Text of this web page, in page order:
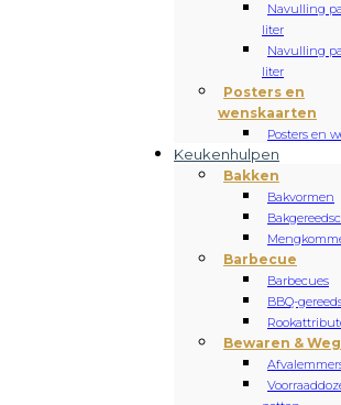
Navulling
liter
Navulling
liter
Posters en
wenskaarten
Posters en
Keukenhulpen
Bakken
Bakvormen
Barbecue
Barbecues
BBQ-
Bewaren &